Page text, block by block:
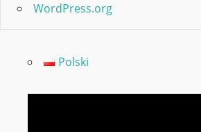
WordPress.org
Polski